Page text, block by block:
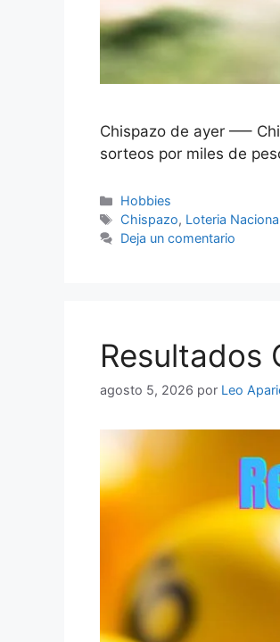
Chispazo de ayer —–
sorteos por miles de
Categorías
Hobbies
Etiquetas
Chispazo, Loteria
Deja un comentario
Resultados
agosto 5, 2026 por Leo